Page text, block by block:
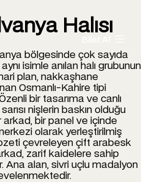
Halısı
bölgesinde çok sayıda
isimle anılan halı grubunun
plan, nakkaşhane
Osmanlı-Kahire tipi
bir tasarıma ve canlı
nişlerin baskın olduğu
arkad, bir panel ve içinde
olarak yerleştirilmiş
çevreleyen çift arabesk
zarif kaidelere sahip
alan, sivri uçlu madalyon